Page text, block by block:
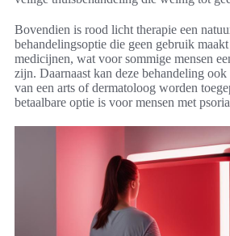
Bovendien is rood licht therapie een
behandelingsoptie die geen gebruik
medicijnen, wat voor sommige mensen
zijn. Daarnaast kan deze behandeling
van een arts of dermatoloog worden
betaalbare optie is voor mensen met